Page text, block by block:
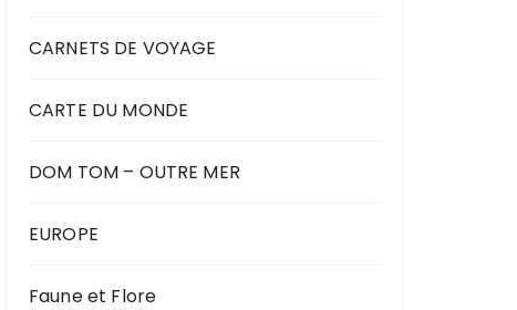
CARNETS DE VOYAGE
CARTE DU MONDE
DOM TOM – OUTRE MER
EUROPE
Faune et Flore